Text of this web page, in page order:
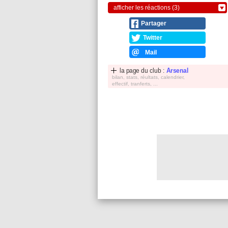
afficher les réactions (3)
Partager
Twitter
Mail
la page du club : Arsenal
bilan, stats, réultats, calendrier,
effectif, tranferts, ...